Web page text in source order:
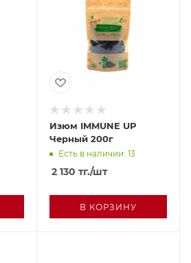
Изюм IMMUNE UP
Черный 200г
Есть в наличии: 13
2 130 тг./шт
В КОРЗИНУ